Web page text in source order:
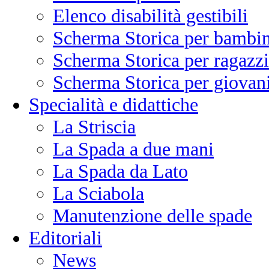
Elenco disabilità gestibili
Scherma Storica per
Scherma Storica per ragazzi
Scherma Storica per
Specialità e didattiche
La Striscia
La Spada a due mani
La Spada da Lato
La Sciabola
Manutenzione delle spade
Editoriali
News